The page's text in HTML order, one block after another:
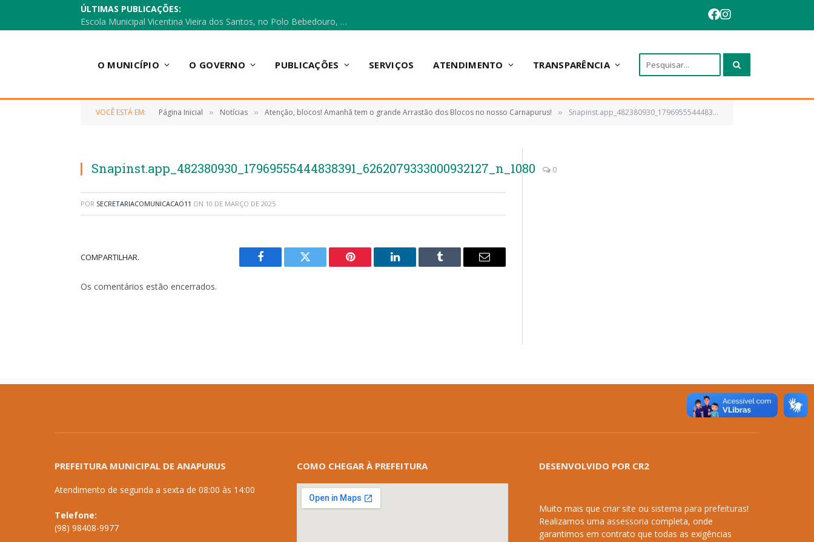
ÚLTIMAS PUBLICAÇÕES:
Escola Municipal Vicentina Vieira dos Santos, no Polo Bebedouro, recebeu materiais para a implantação do Cantinho da Leitura e da Sala Multidisciplinar.
O MUNICÍPIO O GOVERNO PUBLICAÇÕES SERVIÇOS ATENDIMENTO TRANSPARÊNCIA
VOCÊ ESTÁ EM: Página Inicial » Notícias » Atenção, blocos! Amanhã tem o grande Arrastão dos Blocos no nosso Carnapurus! » Snapinst.app_482380930_17969555444838391_6262079333000932127_n_1080
Snapinst.app_482380930_17969555444838391_6262079333000932127_n_1080 0
POR SECRETARIACOMUNICACAO11 ON 10 DE MARÇO DE 2025
COMPARTILHAR.
Facebook Twitter Pinterest LinkedIn Tumblr
E-
Os comentários estão encerrados.
PREFEITURA MUNICIPAL DE ANAPURUS
Atendimento de segunda a sexta de 08:00 às 14:00
Telefone:
(98) 98408-9977
COMO CHEGAR À PREFEITURA DESENVOLVIDO POR CR2
Muito mais que criar site ou sistema para prefeituras!
Realizamos uma assessoria completa, onde
garantimos em contrato que todas as exigências